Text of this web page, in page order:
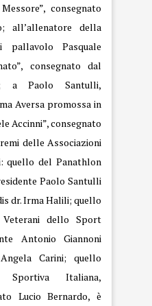
consegnato
all’allenatore della
pallavolo Pasquale
consegnato dal
a Paolo Santulli,
Aversa promossa in
Accinni”, consegnato
delle Associazioni
quello del Panathlon
Paolo Santulli
dr. Irma Halili; quello
Veterani dello Sport
Antonio Giannoni
Carini; quello
Sportiva Italiana,
Lucio Bernardo, è